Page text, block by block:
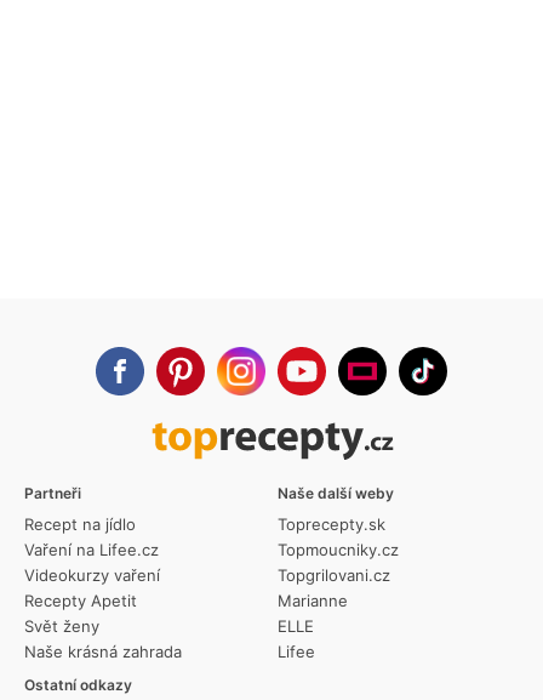
Partneři
Recept na jídlo
Vaření na Lifee.cz
Videokurzy vaření
Recepty Apetit
Svět ženy
Naše krásná zahrada
Ostatní odkazy
Naše další weby
Toprecepty.sk
Topmoucniky.cz
Topgrilovani.cz
Marianne
ELLE
Lifee